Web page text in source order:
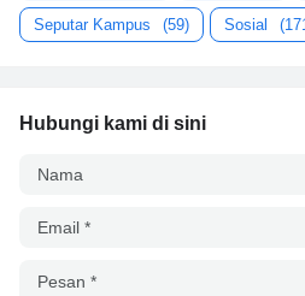
Seputar Kampus (59) Sosial
Hubungi kami di sini